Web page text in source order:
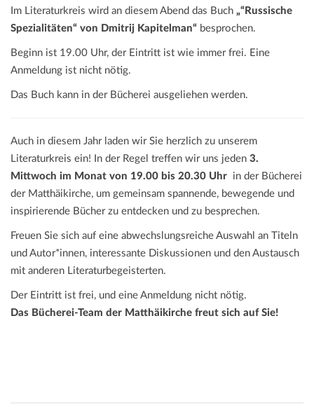
Im Literaturkreis wird an diesem Abend das Buch „“Russische
Spezialitäten“ von Dmitrij Kapitelman“ besprochen.
Beginn ist 19.00 Uhr, der Eintritt ist wie immer frei. Eine
Anmeldung ist nicht nötig.
Das Buch kann in der Bücherei ausgeliehen werden.
Auch in diesem Jahr laden wir Sie herzlich zu unserem
Literaturkreis ein! In der Regel treffen wir uns jeden 3.
Mittwoch im Monat von 19.00 bis 20.30 Uhr in der Bücherei
der Matthäikirche, um gemeinsam spannende, bewegende und
inspirierende Bücher zu entdecken und zu besprechen.
Freuen Sie sich auf eine abwechslungsreiche Auswahl an Titeln
und Autor*innen, interessante Diskussionen und den Austausch
mit anderen Literaturbegeisterten.
Der Eintritt ist frei, und eine Anmeldung nicht nötig.
Das Bücherei-Team der Matthäikirche freut sich auf Sie!